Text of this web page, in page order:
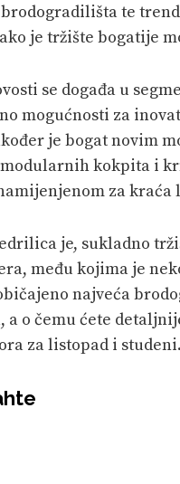
te
je tržište bogatije
se događa u
mogućnosti za
je bogat novim
kokpita i
za kraća
je, sukladno
među kojima je
najveća
a o čemu ćete
za listopad i studeni.